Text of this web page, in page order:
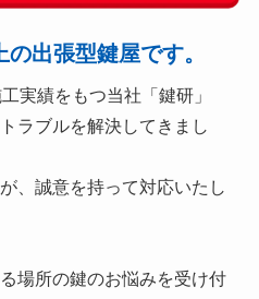
出張型鍵屋です。
実績をもつ当社「鍵研」
ラブルを解決してきまし
、誠意を持って対応いたし
場所の鍵のお悩みを受け付